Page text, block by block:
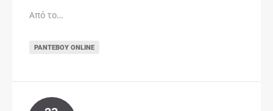
Από το…
ΡΑΝΤΕΒΟΎ ONLINE